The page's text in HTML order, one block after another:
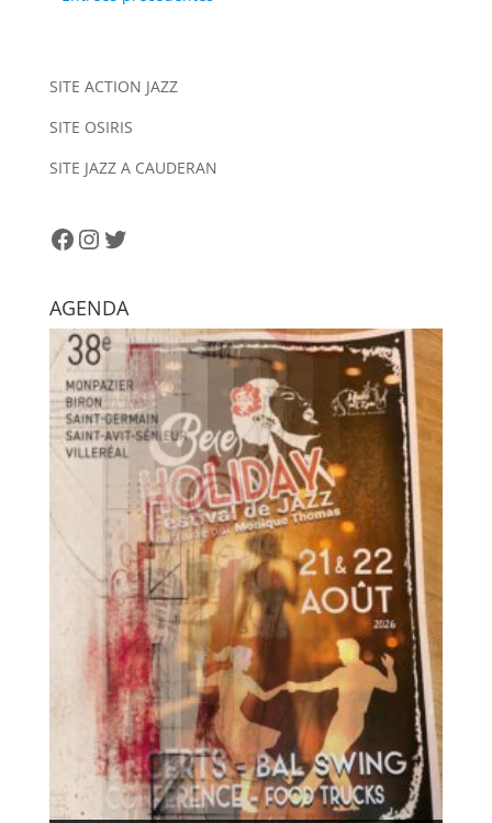
SITE ACTION JAZZ
SITE OSIRIS
SITE JAZZ A CAUDERAN
Facebook
Instagram
Twitter
AGENDA